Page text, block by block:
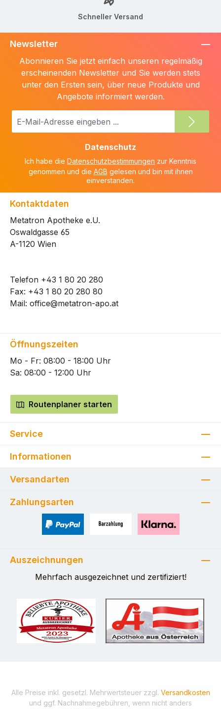
Schneller Versand
Newsletter
Abonnieren Sie jetzt einfach unseren regelmäßig
erscheinenden Newsletter und Sie werden stets
unter den Ersten sein, über neue Produkte und
Angebote informiert werden.
E-
Datenschutz
Ich habe die Datenschutzbestimmungen zur Kenntnis
genommen und die AGB gelesen und bin mit ihnen
einverstanden.
Kontaktdaten
Metatron Apotheke e.U.
Oswaldgasse 65
A-1120 Wien
Telefon +43 1 80 20 280
Fax: +43 1 80 20 280 80
Mail: office@metatron-apo.at
Öffnungszeiten
Mo - Fr: 08:00 - 18:00 Uhr
Sa: 08:00 - 12:00 Uhr
Routenplaner starten
Service
Informationen
Versandarten
Zahlungsarten
Auszeichnungen
Mehrfach ausgezeichnet und zertifiziert!
Alle Preise inkl. gesetzl. Mehrwertsteuer zzgl. Versandkosten
und ggf. Nachnahmegebühren, wenn nicht anders